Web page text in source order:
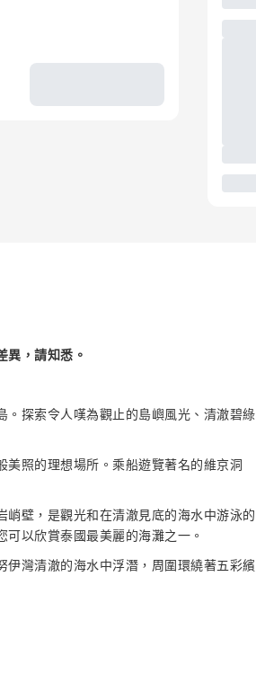
異，請知悉。
探索令人嘆為觀止的島嶼風光、清澈碧綠
照的理想場所。乘船遊覽著名的維京洞
壁，是觀光和在清澈見底的海水中游泳的
以欣賞泰國最美麗的海灘之一。
灣清澈的海水中浮潛，周圍環繞著五彩繽